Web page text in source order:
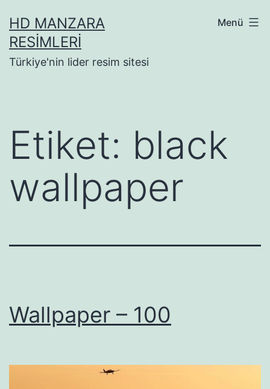
geçHD MANZARA
RESIMLERI
Türkiye'nin lider resim sitesi
Menü
Etiket: black
wallpaper
Wallpaper – 100